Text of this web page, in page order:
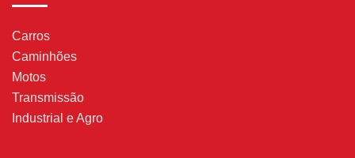
Carros
Caminhões
Motos
Transmissão
Industrial e Agro